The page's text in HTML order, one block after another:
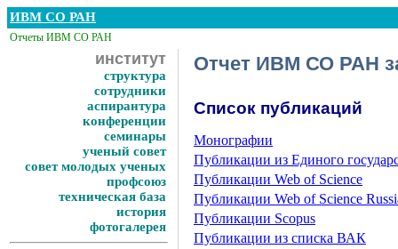
ИВМ СО РАН
Отчеты ИВМ СО РАН
институт
структура
сотрудники
аспирантура
конференции
семинары
ученый совет
совет молодых ученых
профсоюз
техническая база
история
фотогалерея
Отчет ИВМ СО РАН
Список публикаций
Монографии
Публикации из Единого
Публикации Web of Science
Публикации Web of Science
Публикации Scopus
Публикации из списка ВАК